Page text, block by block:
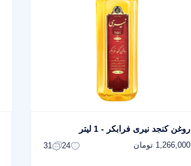
روغن کنجد نیری فرابکر - 1 لیتر
1,266,000 تومان 24
31